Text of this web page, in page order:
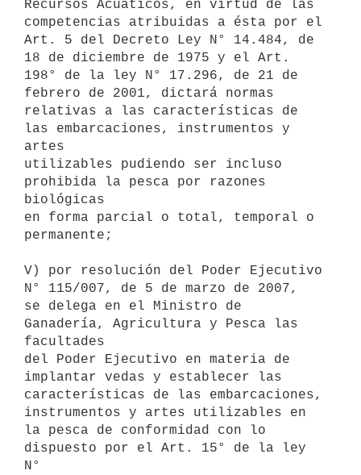
Recursos Acuáticos, en virtud de las
competencias atribuidas a ésta por el
Art. 5 del Decreto Ley N° 14.484, de
18 de diciembre de 1975 y el Art.
198° de la ley N° 17.296, de 21 de
febrero de 2001, dictará normas
relativas a las características de
las embarcaciones, instrumentos y
artes
utilizables pudiendo ser incluso
prohibida la pesca por razones
biológicas
en forma parcial o total, temporal o
permanente;
V) por resolución del Poder Ejecutivo
N° 115/007, de 5 de marzo de 2007,
se delega en el Ministro de
Ganadería, Agricultura y Pesca las
facultades
del Poder Ejecutivo en materia de
implantar vedas y establecer las
características de las embarcaciones,
instrumentos y artes utilizables en
la pesca de conformidad con lo
dispuesto por el Art. 15° de la ley
N°